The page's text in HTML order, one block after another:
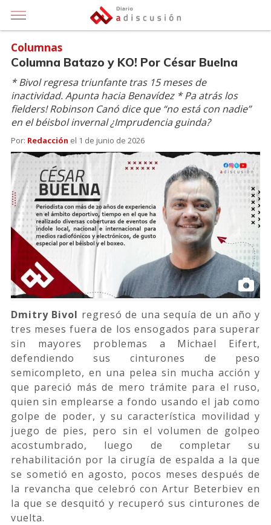
Columnas
Columna Batazo y KO! Por César Buelna
* Bivol regresa triunfante tras 15 meses de
inactividad. Apunta hacia Benavídez * Pa atrás los
fielders! Robinson Canó dice que “no está con nadie”
en el béisbol invernal ¿Imprudencia guinda?
Por: Redacción el 1 de junio de 2026
Dmitry Bivol regresó de una sequía de un año y
tres meses fuera de los ensogados para superar
sin mayores problemas a Michael Eifert,
defendiendo sus cinturones de peso
semicompleto, en una pelea sin mucha acción y
que pareció más de mero trámite para el ruso,
quien sin emplearse a fondo usando el jab como
golpe de poder, y su característica movilidad y
juego de pies, pero sin el volumen de golpeo
acostumbrado, luego de completar su
rehabilitación por la cirugía de espalda a la que
se sometió en agosto, pocos meses después de
la revancha que celebró con Artur Beterbiev en
la que se desquitó y recuperó sus cinturones de
vuelta.